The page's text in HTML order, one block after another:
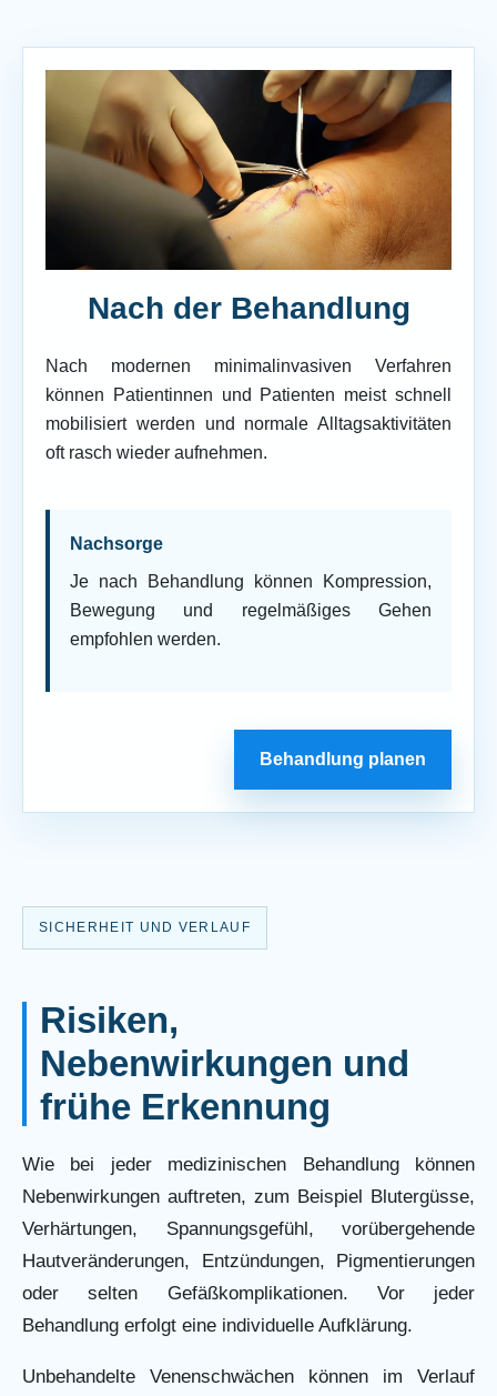
Nach der Behandlung
Nach modernen minimalinvasiven Verfahren
können Patientinnen und Patienten meist schnell
mobilisiert werden und normale Alltagsaktivitäten
oft rasch wieder aufnehmen.
Nachsorge
Je nach Behandlung können Kompression,
Bewegung und regelmäßiges Gehen
empfohlen werden.
Behandlung planen
SICHERHEIT UND VERLAUF
Risiken,
Nebenwirkungen und
frühe Erkennung
Wie bei jeder medizinischen Behandlung können
Nebenwirkungen auftreten, zum Beispiel Blutergüsse,
Verhärtungen, Spannungsgefühl, vorübergehende
Hautveränderungen, Entzündungen, Pigmentierungen
oder selten Gefäßkomplikationen. Vor jeder
Behandlung erfolgt eine individuelle Aufklärung.
Unbehandelte Venenschwächen können im Verlauf